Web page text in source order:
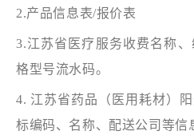
2.产品信息表/报价表
3.江苏省医疗服务收费名称
格型号流水码。
4. 江苏省药品（医用耗材）
标编码、名称、配送公司等信